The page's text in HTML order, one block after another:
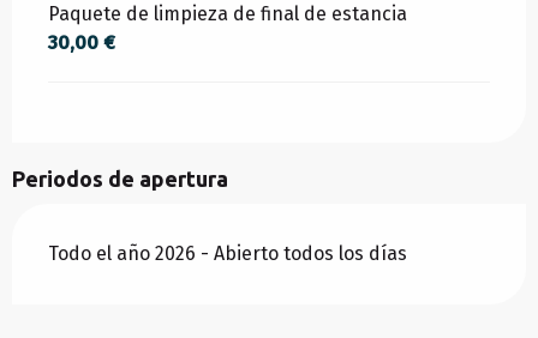
Paquete de limpieza de final de estancia
30,00 €
Periodos de apertura
Todo el año 2026 - Abierto todos los días